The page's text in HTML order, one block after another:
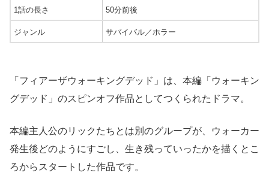
1話の長さ 50分前後
ジャンル サバイバル／ホラー
「フィアーザウォーキングデッド」は、本編「ウォーキン
グデッド」のスピンオフ作品としてつくられたドラマ。
本編主人公のリックたちとは別のグループが、ウォーカー
発生後どのようにすごし、生き残っていったかを描くとこ
ろからスタートした作品です。